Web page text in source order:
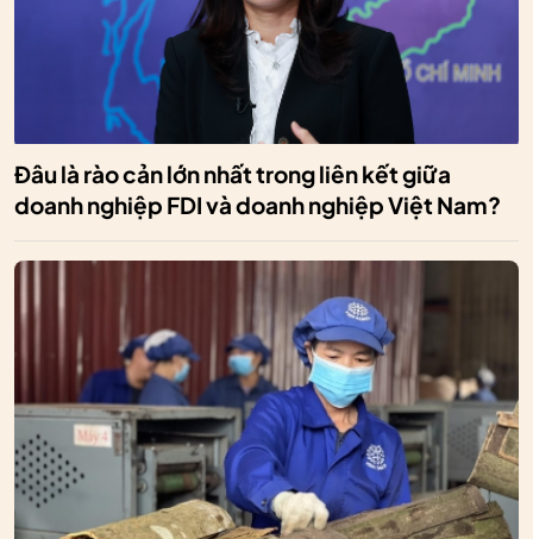
Đâu là rào cản lớn nhất trong liên kết giữa
doanh nghiệp FDI và doanh nghiệp Việt Nam?